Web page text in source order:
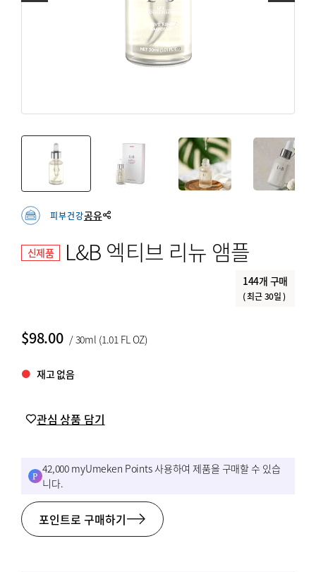
피부건강공유
신제품 L&B 엑티브 리뉴 앰플
144개 구매
( 최근 30일 )
$98.00 / 30ml (1.01 FL OZ)
재고 없음
관심 상품 담기
42,000 myUmeken Points 사용하여 제품을 구매할 수 있습
니다.
포인트로 구매하기
쿠폰
최대 10%
할인 쿠폰
myUmeken
뷰티 & 스킨
혈관 건강
뼈/관절 건강
웰빙제품
화장품 / 뷰티
청정공기 & 육각수
고국선물
특등한우
전통해산물
과일
BY PRICE